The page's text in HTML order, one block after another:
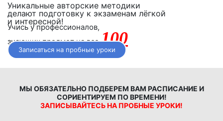
Уникальные авторские методики
делают подготовку к экзаменам лёгкой
и интересной!
Учись у профессионалов,
знающих предмет на все100
Записаться на пробные уроки
МЫ ОБЯЗАТЕЛЬНО ПОДБЕРЕМ ВАМ РАСПИСАНИЕ И
СОРИЕНТИРУЕМ ПО ВРЕМЕНИ!
ЗАПИСЫВАЙТЕСЬ НА ПРОБНЫЕ УРОКИ!